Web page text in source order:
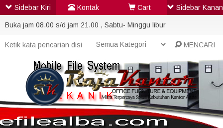
Buka jam 08.00 s/d jam 21.00 , Sabtu- Minggu libur
MENCARI
Sidebar Kiri Kontak Cart Sidebar Kanan